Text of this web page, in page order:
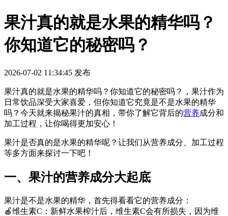
果汁真的就是水果的精华吗？
你知道它的秘密吗？
2026-07-02 11:34:45 发布
果汁真的就是水果的精华吗？你知道它的秘密吗？，果汁作为
日常饮品深受大家喜爱，但你知道它究竟是不是水果的精华
吗？今天就来揭秘果汁的真相，带你了解它背后的营养成分和
加工过程，让你喝得更加安心！
果汁是否真的是水果的精华呢？让我们从营养成分、加工过程
等多方面来探讨一下吧！
一、果汁的营养成分大起底
果汁是不是水果的精华，首先得看看它的营养成分：
🍎维生素C：新鲜水果榨汁后，维生素C会有所损失，因为维